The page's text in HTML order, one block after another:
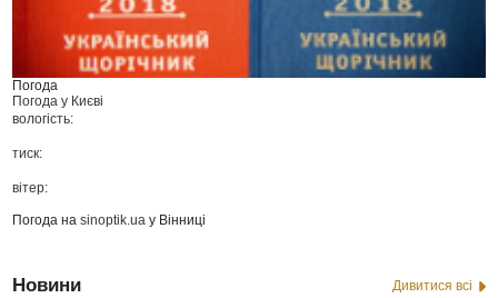
Погода
Погода у Києві
вологість:
тиск:
вітер:
Погода наsinoptik.ua у Вінниці
Новини Дивитися всі